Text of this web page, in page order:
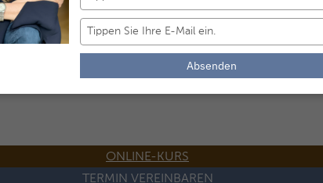
ONLINE-KURS
TERMIN VEREINBAREN
Sie
Ihren
Namen
Tippen
Sie
E-
Mail
Absenden